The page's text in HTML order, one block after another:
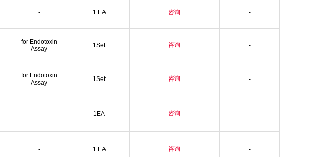
- 1 EA 咨询 -
for Endotoxin
Assay
1Set 咨询 -
for Endotoxin
Assay
1Set 咨询 -
- 1EA 咨询 -
- 1 EA 咨询 -